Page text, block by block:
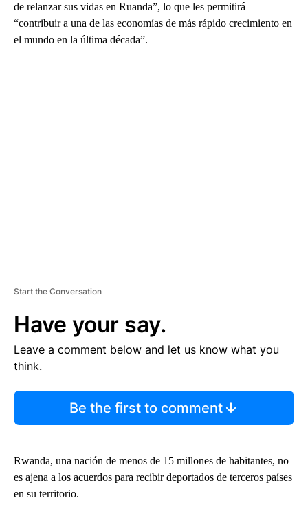
de relanzar sus vidas en Ruanda”, lo que les permitirá
“contribuir a una de las economías de más rápido crecimiento en
el mundo en la última década”.
Start the Conversation
Have your say.
Leave a comment below and let us know what you
think.
Be the first to comment
Rwanda, una nación de menos de 15 millones de habitantes, no
es ajena a los acuerdos para recibir deportados de terceros países
en su territorio.